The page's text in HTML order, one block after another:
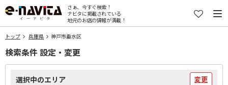
さぁ、今すぐ検索！
ナビタに掲載されている
地元のお店の情報が満載！
トップ 兵庫県 神戸市垂水区
検索条件 設定・変更
選択中のエリア 変更